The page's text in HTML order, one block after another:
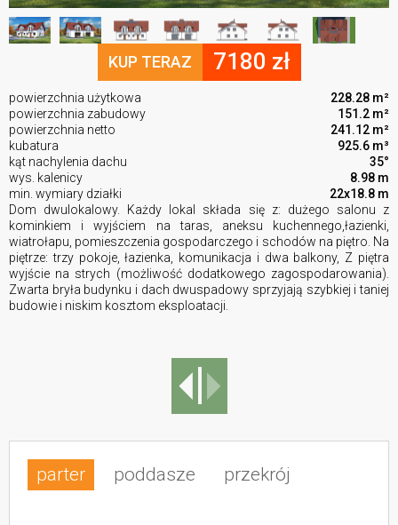
KUP TERAZ 7180 zł
powierzchnia użytkowa
228.28 m²
powierzchnia zabudowy
151.2 m²
powierzchnia netto
241.12 m²
kubatura
925.6 m³
kąt nachylenia dachu
35°
wys. kalenicy
8.98 m
min. wymiary działki
22x18.8 m
Dom dwulokalowy. Każdy lokal składa się z: dużego salonu z
kominkiem i wyjściem na taras, aneksu kuchennego,łazienki,
wiatrołapu, pomieszczenia gospodarczego i schodów na piętro. Na
piętrze: trzy pokoje, łazienka, komunikacja i dwa balkony, Z piętra
wyjście na strych (możliwość dodatkowego zagospodarowania).
Zwarta bryła budynku i dach dwuspadowy sprzyjają szybkiej i taniej
budowie i niskim kosztom eksploatacji.
parter poddasze przekrój